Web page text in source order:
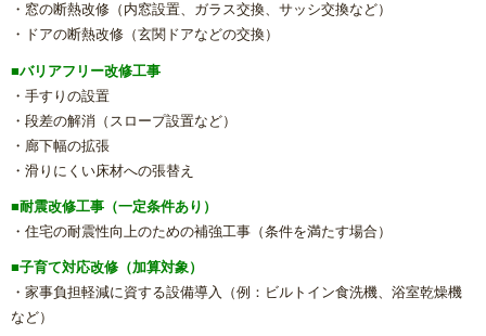
浴室(風呂)
屋根リフォーム
洗面化粧台
ＩＨ・ガスコンロ
ガス給湯器/エコジョーズ・電気温水器/エコキュート
床の張り替え
・窓の断熱改修（内窓設置、ガラス交換、サッシ交換など）
・ドアの断熱改修（玄関ドアなどの交換）
■バリアフリー改修工事
・手すりの設置
・段差の解消（スロープ設置など）
・廊下幅の拡張
・滑りにくい床材への張替え
■耐震改修工事（一定条件あり）
・住宅の耐震性向上のための補強工事（条件を満たす場合）
■子育て対応改修（加算対象）
・家事負担軽減に資する設備導入（例：ビルトイン食洗機、浴室乾燥機
など）